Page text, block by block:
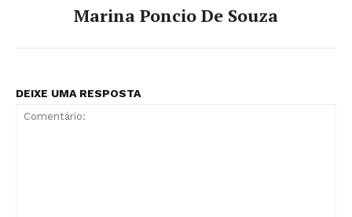
Marina Poncio De Souza
DEIXE UMA RESPOSTA